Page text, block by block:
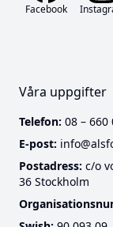
Facebook
Våra uppgifter
Telefon: 08 – 660
E-post:
Postadress: c/o
36 Stockholm
Cookies